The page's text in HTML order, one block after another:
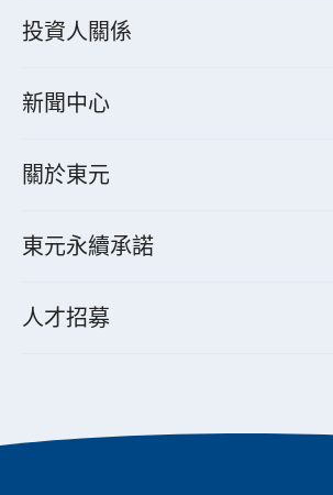
電氣化解決方案
工業控制自動化解決方案
智慧商用空調節能解決方案
資料中心解決方案
高效馬達與節能系統
減速機
機器關節模組系統
全領域空調產品
投資人關係
股東專欄
新聞中心
關於東元
公司治理
東元70
東元永續承諾
人才招募